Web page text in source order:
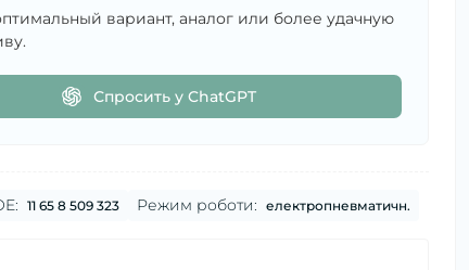
вариант, аналог или более удачную
Спросить у ChatGPT
11 65 8 509 323 Режим роботи: електропневматичн.